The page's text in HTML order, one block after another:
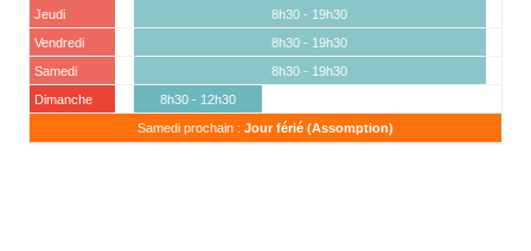
Jeudi
8h30 - 19h30
Vendredi
8h30 - 19h30
Samedi
8h30 - 19h30
Dimanche
8h30 - 12h30
Samedi prochain : Jour férié (Assomption)